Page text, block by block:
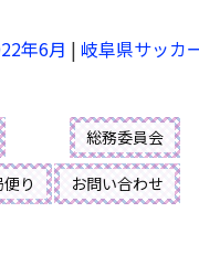
年6月 | 岐阜県サッカ
総務委員会
り お問い合わせ